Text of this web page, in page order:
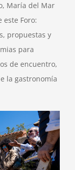
María del Mar
este Foro:
propuestas y
para
de encuentro,
la gastronomía